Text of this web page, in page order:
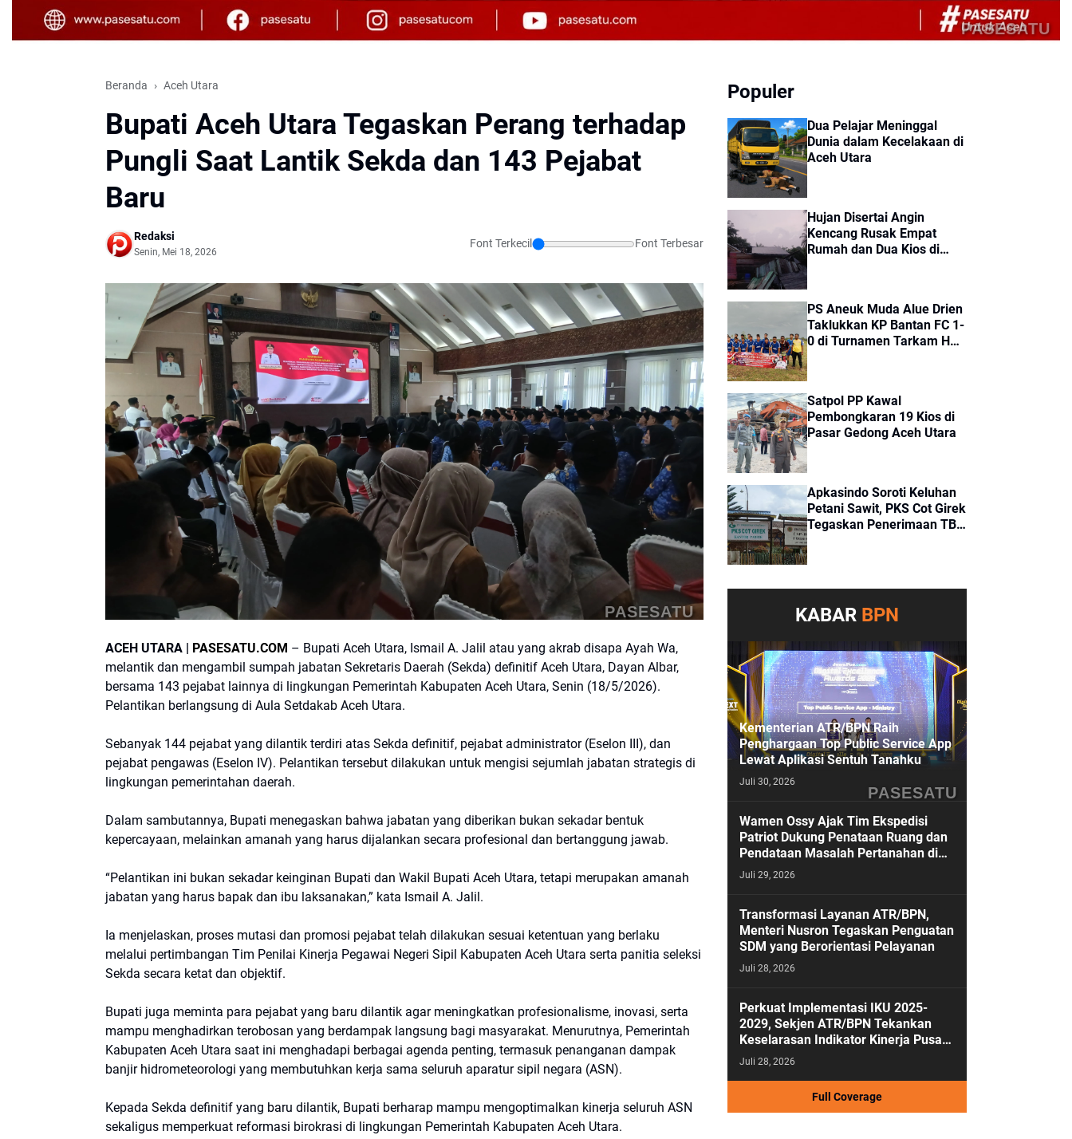
PASESATU
Beranda Aceh Utara
Bupati Aceh Utara Tegaskan Perang terhadap
Pungli Saat Lantik Sekda dan 143 Pejabat
Baru
Redaksi
Senin, Mei 18, 2026
Font Terkecil Font Terbesar
PASESATU
ACEH UTARA | PASESATU.COM – Bupati Aceh Utara, Ismail A. Jalil atau yang akrab disapa Ayah Wa,
melantik dan mengambil sumpah jabatan Sekretaris Daerah (Sekda) definitif Aceh Utara, Dayan Albar,
bersama 143 pejabat lainnya di lingkungan Pemerintah Kabupaten Aceh Utara, Senin (18/5/2026).
Pelantikan berlangsung di Aula Setdakab Aceh Utara.
Sebanyak 144 pejabat yang dilantik terdiri atas Sekda definitif, pejabat administrator (Eselon III), dan
pejabat pengawas (Eselon IV). Pelantikan tersebut dilakukan untuk mengisi sejumlah jabatan strategis di
lingkungan pemerintahan daerah.
Dalam sambutannya, Bupati menegaskan bahwa jabatan yang diberikan bukan sekadar bentuk
kepercayaan, melainkan amanah yang harus dijalankan secara profesional dan bertanggung jawab.
“Pelantikan ini bukan sekadar keinginan Bupati dan Wakil Bupati Aceh Utara, tetapi merupakan amanah
jabatan yang harus bapak dan ibu laksanakan,” kata Ismail A. Jalil.
Ia menjelaskan, proses mutasi dan promosi pejabat telah dilakukan sesuai ketentuan yang berlaku
melalui pertimbangan Tim Penilai Kinerja Pegawai Negeri Sipil Kabupaten Aceh Utara serta panitia seleksi
Sekda secara ketat dan objektif.
Bupati juga meminta para pejabat yang baru dilantik agar meningkatkan profesionalisme, inovasi, serta
mampu menghadirkan terobosan yang berdampak langsung bagi masyarakat. Menurutnya, Pemerintah
Kabupaten Aceh Utara saat ini menghadapi berbagai agenda penting, termasuk penanganan dampak
banjir hidrometeorologi yang membutuhkan kerja sama seluruh aparatur sipil negara (ASN).
Kepada Sekda definitif yang baru dilantik, Bupati berharap mampu mengoptimalkan kinerja seluruh ASN
sekaligus memperkuat reformasi birokrasi di lingkungan Pemerintah Kabupaten Aceh Utara.
Populer
Dua Pelajar Meninggal
Dunia dalam Kecelakaan di
Aceh Utara
Hujan Disertai Angin
Kencang Rusak Empat
Rumah dan Dua Kios di
PS Aneuk Muda Alue Drien
Taklukkan KP Bantan FC 1-
0 di Turnamen Tarkam HUT
Satpol PP Kawal
Pembongkaran 19 Kios di
Pasar Gedong Aceh Utara
Apkasindo Soroti Keluhan
Petani Sawit, PKS Cot Girek
Tegaskan Penerimaan TBS
KABAR BPN
PASESATU
Kementerian ATR/BPN Raih
Penghargaan Top Public Service App
Lewat Aplikasi Sentuh Tanahku
Juli 30, 2026
Wamen Ossy Ajak Tim Ekspedisi
Patriot Dukung Penataan Ruang dan
Pendataan Masalah Pertanahan di
Kawasan Transmigrasi
Juli 29, 2026
Transformasi Layanan ATR/BPN,
Menteri Nusron Tegaskan Penguatan
SDM yang Berorientasi Pelayanan
Juli 28, 2026
Perkuat Implementasi IKU 2025-
2029, Sekjen ATR/BPN Tekankan
Keselarasan Indikator Kinerja Pusat
dan Daerah
Juli 28, 2026
Full Coverage